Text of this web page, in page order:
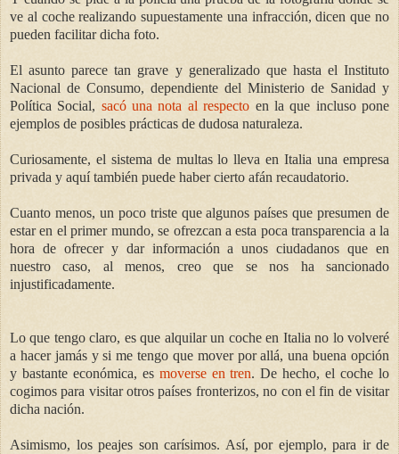
ve al coche realizando supuestamente una infracción, dicen que no
pueden facilitar dicha foto.
El asunto parece tan grave y generalizado que hasta el Instituto
Nacional de Consumo, dependiente del Ministerio de Sanidad y
Política Social, sacó una nota al respecto en la que incluso pone
ejemplos de posibles prácticas de dudosa naturaleza.
Curiosamente, el sistema de multas lo lleva en Italia una empresa
privada y aquí también puede haber cierto afán recaudatorio.
Cuanto menos, un poco triste que algunos países que presumen de
estar en el primer mundo, se ofrezcan a esta poca transparencia a la
hora de ofrecer y dar información a unos ciudadanos que en
nuestro caso, al menos, creo que se nos ha sancionado
injustificadamente.
Lo que tengo claro, es que alquilar un coche en Italia no lo volveré
a hacer jamás y si me tengo que mover por allá, una buena opción
y bastante económica, es moverse en tren. De hecho, el coche lo
cogimos para visitar otros países fronterizos, no con el fin de visitar
dicha nación.
Asimismo, los peajes son carísimos. Así, por ejemplo, para ir de